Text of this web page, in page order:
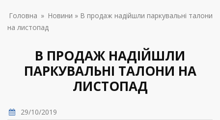
ВИ Є ТУТ
Головна » Новини » В продаж надійшли паркувальні талони
на листопад
В ПРОДАЖ НАДІЙШЛИ
ПАРКУВАЛЬНІ ТАЛОНИ НА
ЛИСТОПАД
29/10/2019